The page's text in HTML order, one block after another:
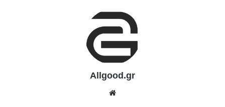
Allgood.gr